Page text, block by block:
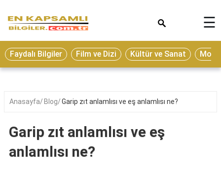
Eğitim
Ekonomi
Seyahat
Oyun
Yaşam
☰
Faydalı Bilgiler Film ve Dizi Kültür ve Sanat
Anasayfa Blog Garip zıt anlamlısı ve eş anlamlısı ne?
Garip zıt anlamlısı ve eş
anlamlısı ne?